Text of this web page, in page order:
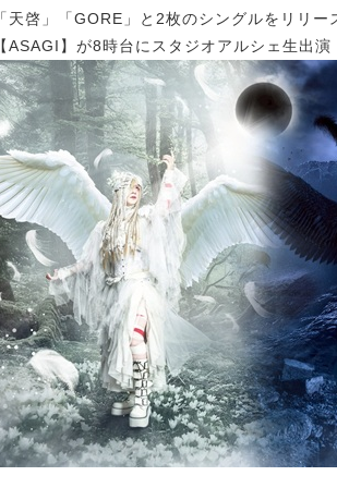
「天啓」「GORE」と2枚のシングルをリリー
【ASAGI】が8時台にスタジオアルシェ生出演